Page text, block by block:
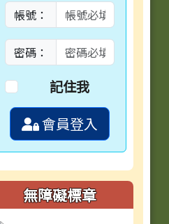
帳號：
密碼：
記住我
會員登入
無障礙標章